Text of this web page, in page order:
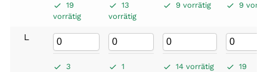
19
vorrätig
13
vorrätig
9 vorrätig 9
L
3
1
14 vorrätig
19